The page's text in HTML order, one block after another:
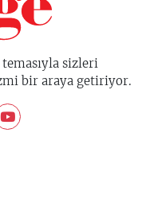
sizleri
bir araya getiriyor.